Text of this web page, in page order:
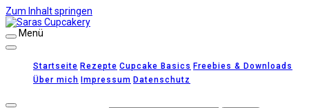
Zum Inhalt springen
Menü
Startseite Rezepte Cupcake Basics Freebies & Downloads
Über mich Impressum Datenschutz